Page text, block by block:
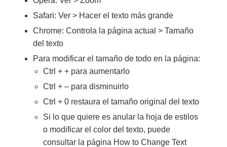
Safari: Ver > Hacer el texto más grande
Chrome: Controla la página actual > Tamaño
del texto
Para modificar el tamaño de todo en la página:
Ctrl + + para aumentarlo
Ctrl + – para disminuirlo
Ctrl + 0 restaura el tamaño original del texto
Si lo que quiere es anular la hoja de estilos
o modificar el color del texto, puede
consultar la página How to Change Text